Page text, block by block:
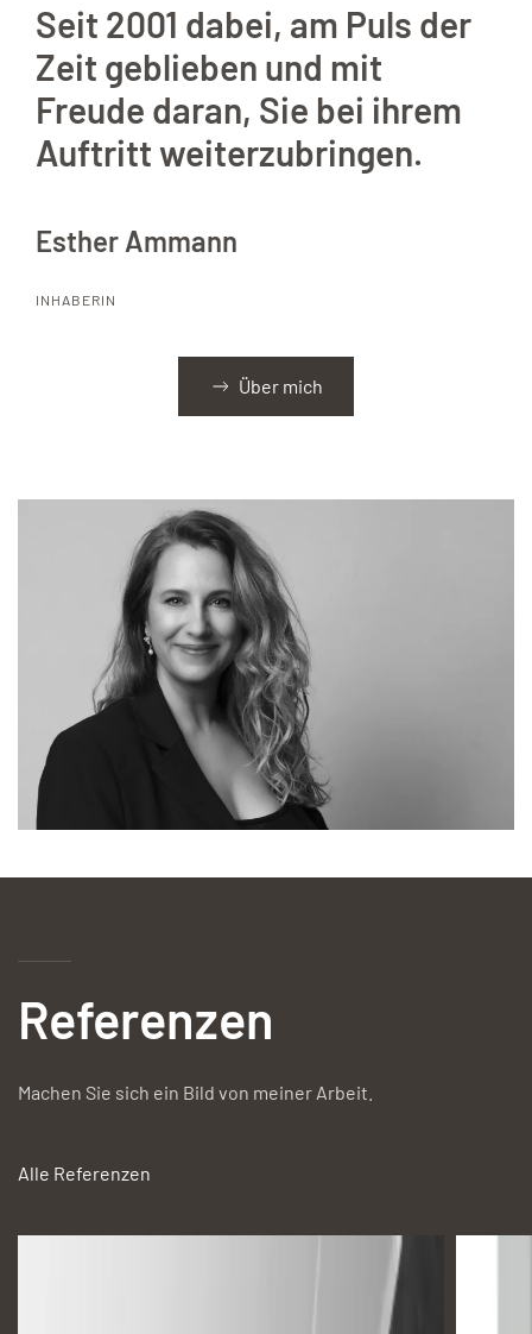
Seit 2001 dabei, am Puls der
Zeit geblieben und mit
Freude daran, Sie bei ihrem
Auftritt weiterzubringen.
Esther Ammann
INHABERIN
Über mich
Referenzen
Machen Sie sich ein Bild von meiner Arbeit.
Alle Referenzen